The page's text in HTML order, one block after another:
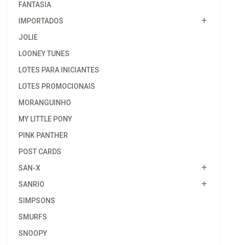
FANTASIA
IMPORTADOS
JOLIE
LOONEY TUNES
LOTES PARA INICIANTES
LOTES PROMOCIONAIS
MORANGUINHO
MY LITTLE PONY
PINK PANTHER
POST CARDS
SAN-X
SANRIO
SIMPSONS
SMURFS
SNOOPY